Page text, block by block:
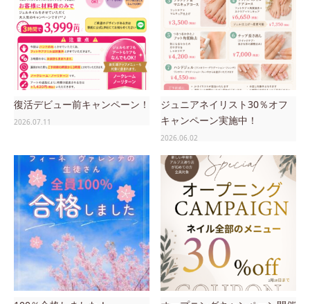
復活デビュー前キャンペーン！
2026.07.11
ジュニアネイリスト30％オフ
キャンペーン実施中！
2026.06.02